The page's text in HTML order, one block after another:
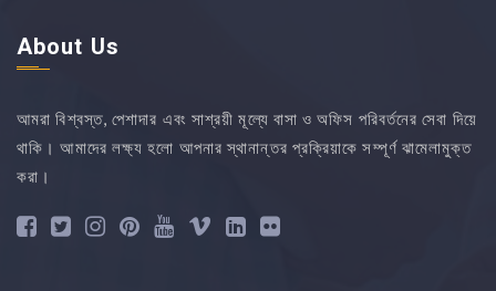
About Us
আমরা বিশ্বস্ত, পেশাদার এবং সাশ্রয়ী মূল্যে বাসা ও অফিস পরিবর্তনের সেবা দিয়ে
থাকি। আমাদের লক্ষ্য হলো আপনার স্থানান্তর প্রক্রিয়াকে সম্পূর্ণ ঝামেলামুক্ত
করা।